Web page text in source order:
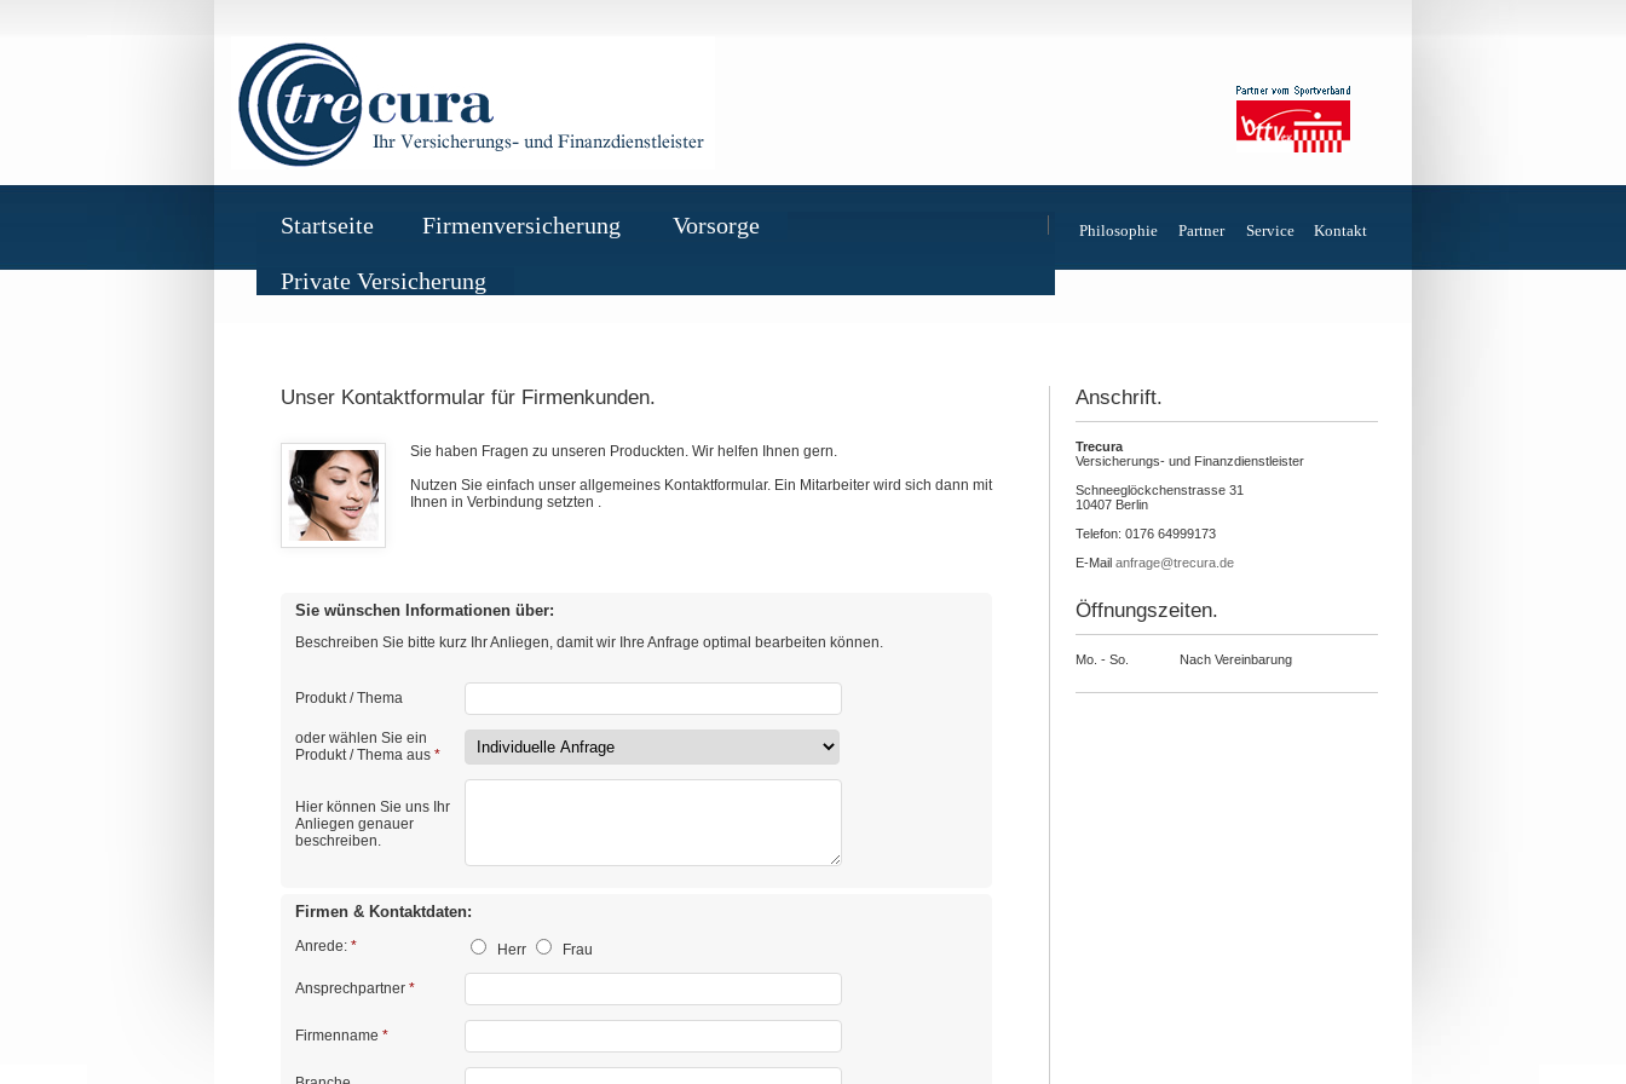
Startseite Firmenversicherung Vorsorge
Private Versicherung
Kontakt
Service
Partner
Philosophie
Unser Kontaktformular für Firmenkunden.
Sie haben Fragen zu unseren Produckten. Wir helfen Ihnen gern.
Nutzen Sie einfach unser allgemeines Kontaktformular. Ein Mitarbeiter wird sich dann mit
Ihnen in Verbindung setzten .
Sie wünschen Informationen über:
Beschreiben Sie bitte kurz Ihr Anliegen, damit wir Ihre Anfrage optimal bearbeiten können.
Produkt / Thema
oder wählen Sie ein
Produkt / Thema aus *
Hier können Sie uns Ihr
Anliegen genauer
beschreiben.
Firmen & Kontaktdaten:
Anrede: * Herr Frau
Ansprechpartner *
Firmenname *
Anschrift.
Trecura
Versicherungs- und Finanzdienstleister
Schneeglöckchenstrasse 31
10407 Berlin
Telefon: 0176 64999173
E-Mail anfrage@trecura.de
Öffnungszeiten.
Mo. - So. Nach Vereinbarung